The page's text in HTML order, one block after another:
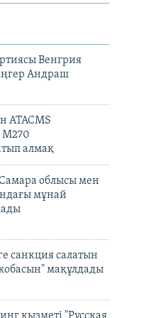
Венгрия
Андраш
ATACMS
алмақ
облысы мен
мұнай
санкция салатын
мақұлдады